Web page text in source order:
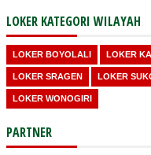
LOKER KATEGORI WILAYAH
LOKER BOYOLALI LOKER
LOKER SRAGEN LOKER
LOKER WONOGIRI
PARTNER